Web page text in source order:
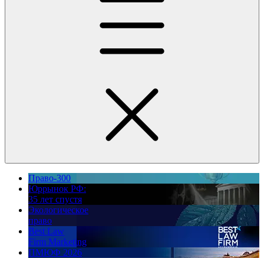
Право-300
Юррынок РФ:
35 лет спустя
Экологическое
право
Best Law
Firm Marketing
ПМЮФ 2026